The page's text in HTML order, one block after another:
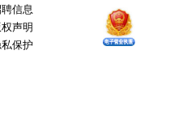
信息
声明
保护